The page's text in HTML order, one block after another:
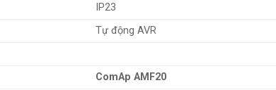
IP23
Tự động AVR
ComAp AMF20